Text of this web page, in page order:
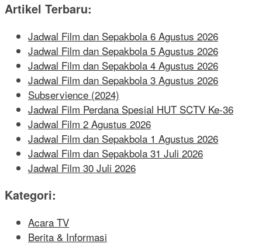
Artikel Terbaru:
Jadwal Film dan Sepakbola 6 Agustus 2026
Jadwal Film dan Sepakbola 5 Agustus 2026
Jadwal Film dan Sepakbola 4 Agustus 2026
Jadwal Film dan Sepakbola 3 Agustus 2026
Subservience (2024)
Jadwal Film Perdana Spesial HUT SCTV Ke-36
Jadwal Film 2 Agustus 2026
Jadwal Film dan Sepakbola 1 Agustus 2026
Jadwal Film dan Sepakbola 31 Juli 2026
Jadwal Film 30 Juli 2026
Kategori:
Acara TV
Berita & Informasi